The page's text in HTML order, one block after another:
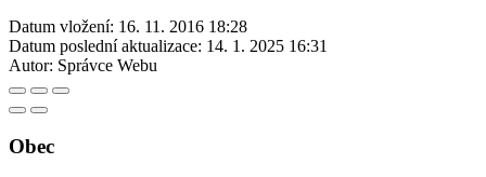
Datum vložení: 16. 11. 2016 18:28
Datum poslední aktualizace: 14. 1. 2025 16:31
Autor: Správce Webu
Obec